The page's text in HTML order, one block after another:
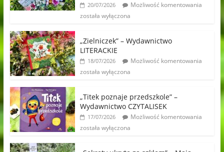
20/07/2026
Możliwość komentowania
została wyłączona
„Zielniczek” – Wydawnictwo
LITERACKIE
18/07/2026
Możliwość komentowania
została wyłączona
„Titek poznaje przedszkole” –
Wydawnictwo CZYTALISEK
17/07/2026
Możliwość komentowania
została wyłączona